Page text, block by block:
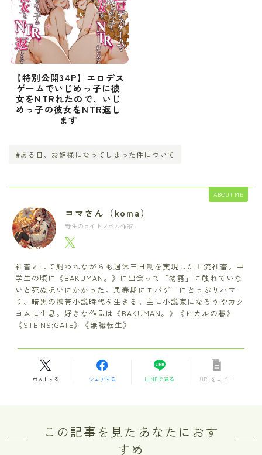
【特別公開34P】エロデス
ゲームでいじめっ子に彼
女をNTRれたので、いじ
めっ子の彼女をNTR返し
ます
#ある日、お姫様になってしまった件について
ABOUT ME
コマさん（koma）
野生のライトノベル作家
社畜として飼われながらも週休三日制を実現した上流社畜。中
学生の頃に《BAKUMAN。》に出会って「物語」に触れていな
いと死ぬ呪いにかかった。思春期にモバゲーにどっぷりハマ
り、暗黒の携帯小説時代を生きる。主に小説家になろうやカク
ヨムに生息。好きな作品は《BAKUMAN。》《ヒカルの碁》
《STEINS;GATE》《無職転生》
ポストする シェアする LINEで送る URLをコピー
この記事を見たあなたにおす
すめ